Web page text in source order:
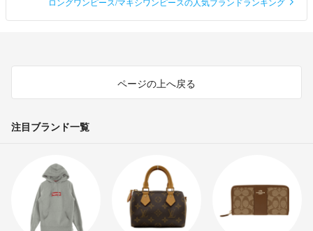
ページの上へ戻る
注目ブランド一覧